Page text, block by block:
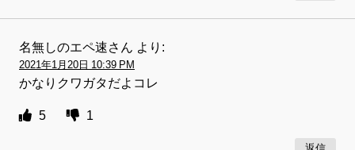
名無しのエペ速さん より:
2021年1月20日 10:39 PM
かなりクワガタだよコレ
5 1